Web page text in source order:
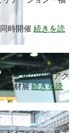
時開催 続きを読
最大級の国際アク
機材展続きを読